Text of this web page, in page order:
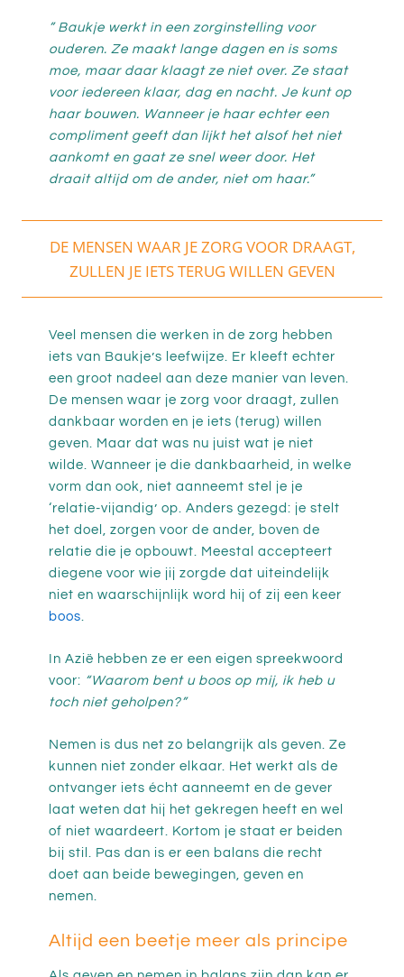
” Baukje werkt in een zorginstelling voor
ouderen. Ze maakt lange dagen en is soms
moe, maar daar klaagt ze niet over. Ze staat
voor iedereen klaar, dag en nacht. Je kunt op
haar bouwen. Wanneer je haar echter een
compliment geeft dan lijkt het alsof het niet
aankomt en gaat ze snel weer door. Het
draait altijd om de ander, niet om haar.”
DE MENSEN WAAR JE ZORG VOOR DRAAGT,
ZULLEN JE IETS TERUG WILLEN GEVEN
Veel mensen die werken in de zorg hebben
iets van Baukje’s leefwijze. Er kleeft echter
een groot nadeel aan deze manier van leven.
De mensen waar je zorg voor draagt, zullen
dankbaar worden en je iets (terug) willen
geven. Maar dat was nu juist wat je niet
wilde. Wanneer je die dankbaarheid, in welke
vorm dan ook, niet aanneemt stel je je
‘relatie-vijandig’ op. Anders gezegd: je stelt
het doel, zorgen voor de ander, boven de
relatie die je opbouwt. Meestal accepteert
diegene voor wie jij zorgde dat uiteindelijk
niet en waarschijnlijk word hij of zij een keer
boos.
In Azië hebben ze er een eigen spreekwoord
voor: “Waarom bent u boos op mij, ik heb u
toch niet geholpen?”
Nemen is dus net zo belangrijk als geven. Ze
kunnen niet zonder elkaar. Het werkt als de
ontvanger iets écht aanneemt en de gever
laat weten dat hij het gekregen heeft en wel
of niet waardeert. Kortom je staat er beiden
bij stil. Pas dan is er een balans die recht
doet aan beide bewegingen, geven en
nemen.
Altijd een beetje meer als principe